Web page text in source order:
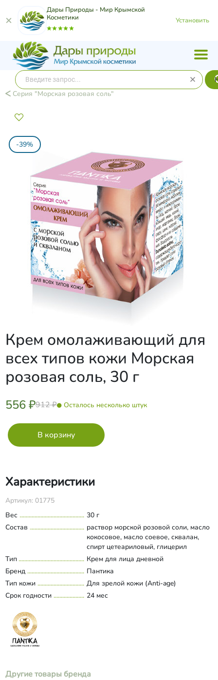
Дары Природы - Мир Крымской
Косметики
Установить
Серия "Морская розовая соль"
-39%
Крем омолаживающий для
всех типов кожи Морская
розовая соль, 30 г
556 ₽912 ₽ Осталось несколько штук
Характеристики
Артикул: 01775
Вес
30 г
Состав
раствор морской розовой соли, масло
кокосовое, масло соевое, сквалан,
спирт цетеариловый, глицерил
стеарат (органический), цетил
пальмитат, глицерин (растительный),
ПЭГ-40 (гидрогенизированное
касторовое масло), ксантановая
камедь, фруктовые органические
Развернуть состав
Тип
Крем для лица дневной
Бренд
Пантика
Тип кожи
Для зрелой кожи (Anti-age)
Срок годности
24 мес
Другие товары бренда